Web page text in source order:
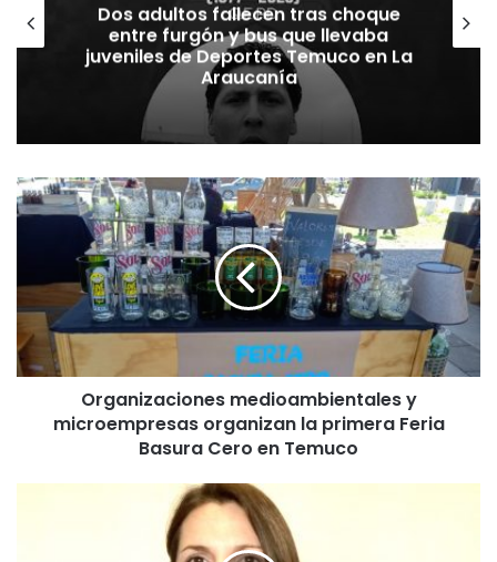
Dos adultos fallecen tras choque
entre furgón y bus que llevaba
juveniles de Deportes Temuco en La
Araucanía
O
r
i
a
c
Organizaciones medioambientales y
microempresas organizan la primera Feria
Basura Cero en Temuco